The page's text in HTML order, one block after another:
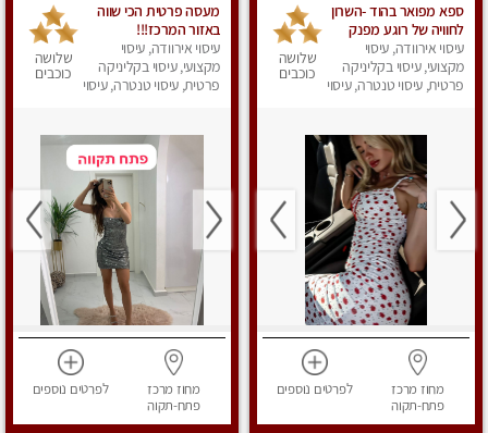
ספא מפואר בהוד -השרון
לחוויה של רוגע מפנק
מומלץ מאוד מאוד ללא
מין !!
עיסוי אירוודה, עיסוי
מקצועי, עיסוי בקליניקה
פרטית, עיסוי טנטרה, עיסוי
שלושה
כוכבים
מחוז מרכז
פתח-תקוה
לפרטים נוספים
מעסה פרטית הכי שווה
באזור המרכז!!!
עיסוי אירוודה, עיסוי
מקצועי, עיסוי בקליניקה
פרטית, עיסוי טנטרה, עיסוי
שלושה
כוכבים
מחוז מרכז
פתח-תקוה
לפרטים נוספים